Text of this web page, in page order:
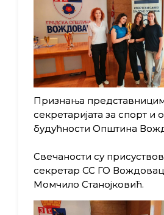
Признања
секретаријата за спорт и
будућности Општина
Свечаности су
секретар СС ГО Вождовац
Момчило Станојковић.